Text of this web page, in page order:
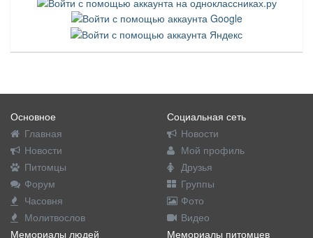
Основное
Главная
Новости
Питомцы
Форум
Часовня
Молитвослов
Социальная сеть
Новости
Мой профиль
Друзья
Группы
Фото
Видео
Мемориалы людей
Мемориалы питомцев